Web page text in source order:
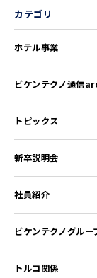
カテゴリ
ホテル事業
ビケンテクノ通信
トピックス
新卒説明会
社員紹介
ビケンテクノグルー
トルコ関係